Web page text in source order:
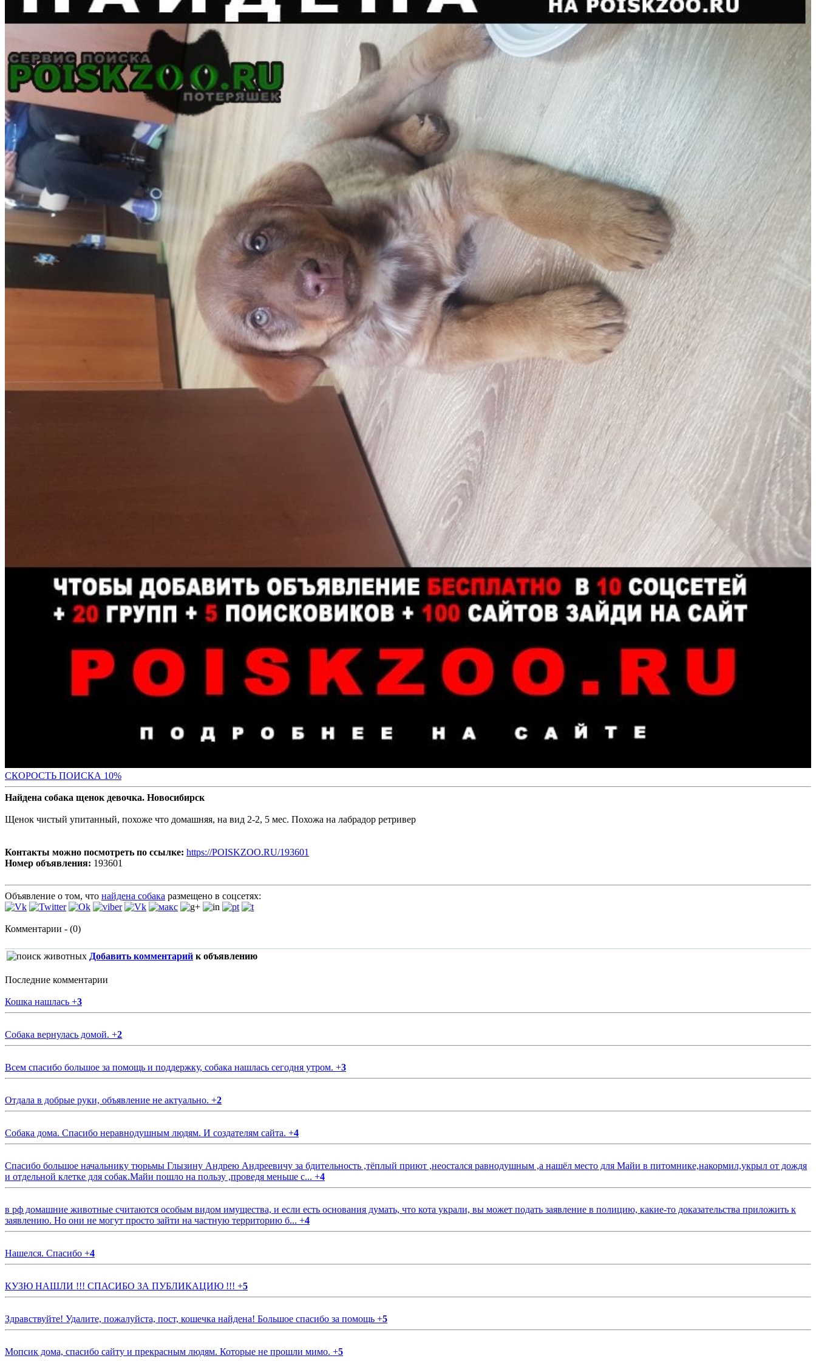
СКОРОСТЬ ПОИСКА 10%
Найдена собака щенок девочка. Новосибирск
Щенок чистый упитанный, похоже что домашняя, на вид 2-2, 5 мес. Похожа на лабрадор ретривер
Контакты можно посмотреть по ссылке: https://POISKZOO.RU/193601
Номер объявления: 193601
Объявление о том, что найдена собака размещено в соцсетях:
Комментарии - (0)
Добавить комментарий к объявлению
Последние комментарии
Кошка нашлась +3
Собака вернулась домой. +2
Всем спасибо большое за помощь и поддержку, собака нашлась сегодня утром. +3
Отдала в добрые руки, объявление не актуально. +2
Собака дома. Спасибо неравнодушным людям. И создателям сайта. +4
Спасибо большое начальнику тюрьмы Глызину Андрею Андреевичу за бдительность ,тёплый приют ,неостался равнодушным ,а нашёл место для Майи в питомнике,накормил,укрыл от дождя
и отдельной клетке для собак.Майи пошло на пользу ,проведя меньше с... +4
в рф домашние животные считаются особым видом имущества, и если есть основания думать, что кота украли, вы может подать заявление в полицию, какие-то доказательства приложить к
заявлению. Но они не могут просто зайти на частную территорию б... +4
Нашелся. Спасибо +4
КУЗЮ НАШЛИ !!! СПАСИБО ЗА ПУБЛИКАЦИЮ !!! +5
Здравствуйте! Удалите, пожалуйста, пост, кошечка найдена! Большое спасибо за помощь +5
Мопсик дома, спасибо сайту и прекрасным людям. Которые не прошли мимо. +5